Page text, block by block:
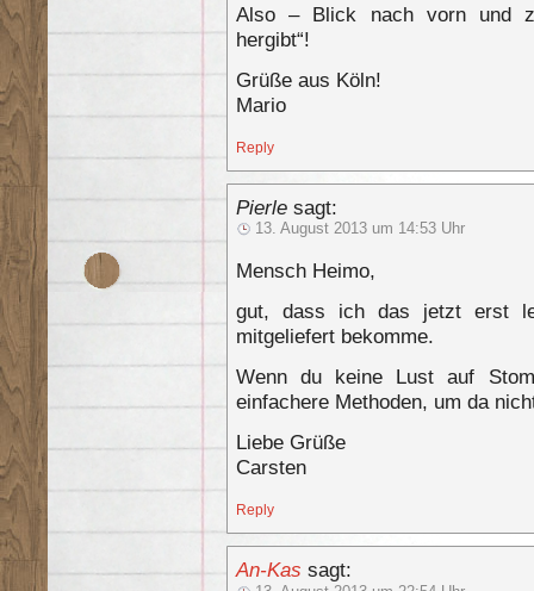
Also – Blick nach vorn und
hergibt“!
Grüße aus Köln!
Mario
Reply
Pierle sagt:
13. August 2013 um 14:53 Uhr
Mensch Heimo,
gut, dass ich das jetzt erst
mitgeliefert bekomme.
Wenn du keine Lust auf
einfachere Methoden, um da
Liebe Grüße
Carsten
Reply
An-Kas sagt: